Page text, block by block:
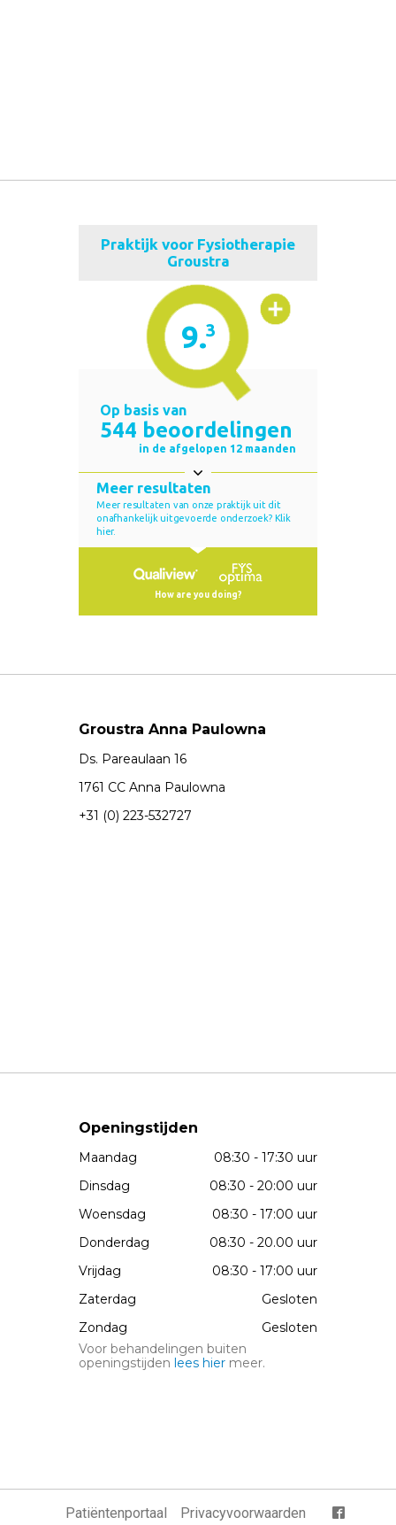
Groustra Anna Paulowna
Ds. Pareaulaan 16
1761 CC Anna Paulowna
+31 (0) 223-532727
Openingstijden
Maandag
08:30 - 17:30 uur
Dinsdag
08:30 - 20:00 uur
Woensdag
08:30 - 17:00 uur
Donderdag
08:30 - 20.00 uur
Vrijdag
08:30 - 17:00 uur
Zaterdag
Gesloten
Zondag
Gesloten
Voor behandelingen buiten
openingstijden lees hier meer.
Patiëntenportaal Privacyvoorwaarden